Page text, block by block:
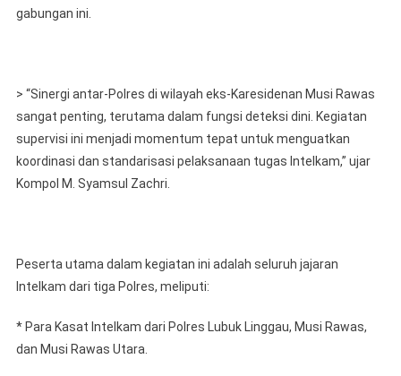
gabungan ini.
> “Sinergi antar-Polres di wilayah eks-Karesidenan Musi Rawas
sangat penting, terutama dalam fungsi deteksi dini. Kegiatan
supervisi ini menjadi momentum tepat untuk menguatkan
koordinasi dan standarisasi pelaksanaan tugas Intelkam,” ujar
Kompol M. Syamsul Zachri.
Peserta utama dalam kegiatan ini adalah seluruh jajaran
Intelkam dari tiga Polres, meliputi:
* Para Kasat Intelkam dari Polres Lubuk Linggau, Musi Rawas,
dan Musi Rawas Utara.